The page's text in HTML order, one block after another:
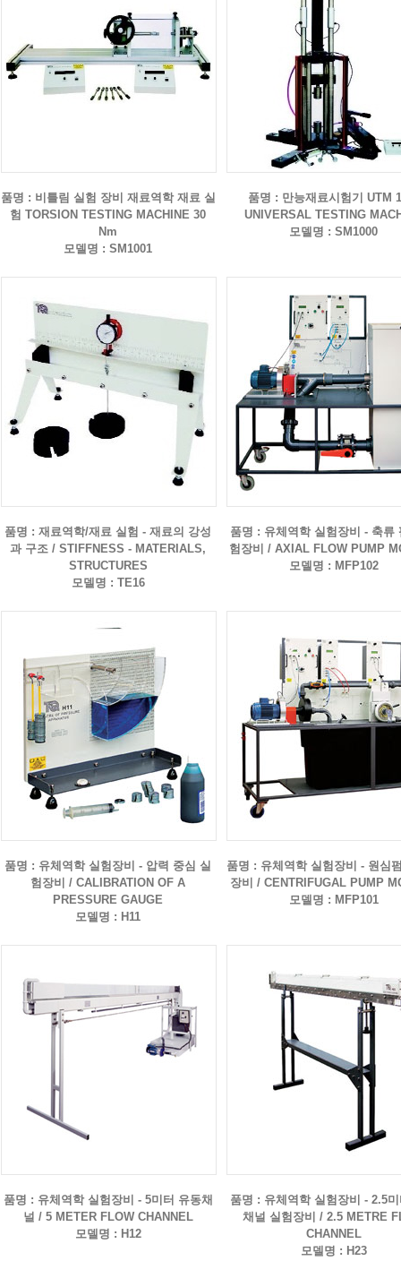
품명 : 비틀림 실험 장비 재료역학 재료 실
험 TORSION TESTING MACHINE 30
Nm
모델명 : SM1001
품명 : 만능재료시험기 UTM
UNIVERSAL TESTING
모델명 : SM1000
품명 : 재료역학/재료 실험 - 재료의 강성
과 구조 / STIFFNESS - MATERIALS,
STRUCTURES
모델명 : TE16
품명 : 유체역학 실험장비 - 축류
험장비 / AXIAL FLOW PUMP
모델명 : MFP102
품명 : 유체역학 실험장비 - 압력 중심 실
험장비 / CALIBRATION OF A
PRESSURE GAUGE
모델명 : H11
품명 : 유체역학 실험장비 - 원심
장비 / CENTRIFUGAL PUMP
모델명 : MFP101
품명 : 유체역학 실험장비 - 5미터 유동채
널 / 5 METER FLOW CHANNEL
모델명 : H12
품명 : 유체역학 실험장비 - 2.5
채널 실험장비 / 2.5 METRE
CHANNEL
모델명 : H23